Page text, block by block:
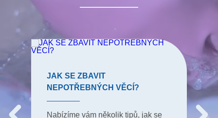
JAK SE ZBAVIT
NEPOTŘEBNÝCH VĚCÍ?
Nabízíme vám několik tipů, jak se